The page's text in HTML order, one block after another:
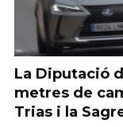
La Diputació
metres de
Trias i la